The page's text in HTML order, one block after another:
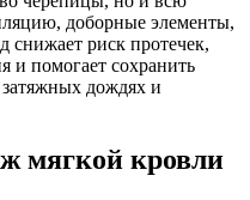
доборные элементы,
снижает риск протечек,
и помогает сохранить
дождях и
мягкой кровли